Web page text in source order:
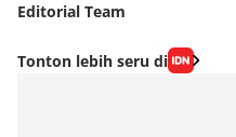
Editorial Team
Editor
Fahrul Razi Uni Nurullah
Tonton lebih seru di